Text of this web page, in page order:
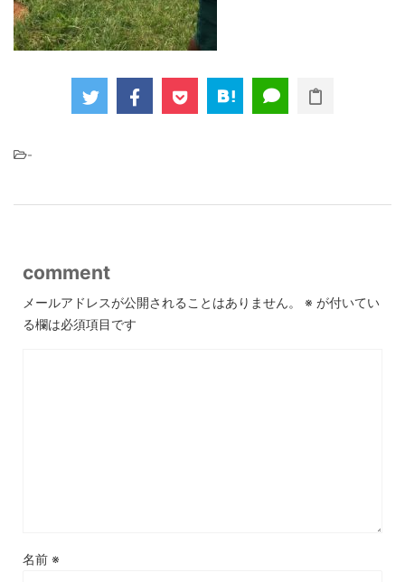
-
comment
メールアドレスが公開されることはありません。 ※ が付いてい
る欄は必須項目です
名前 ※